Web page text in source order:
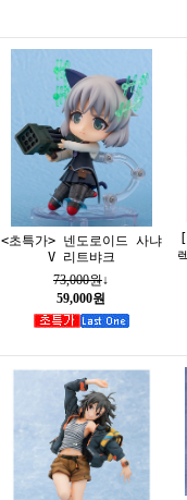
<초특가> 넨도로이드 사냐
V 리트뱌크
73,000원↓
59,000원